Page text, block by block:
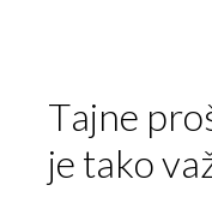
Tajne
je tako